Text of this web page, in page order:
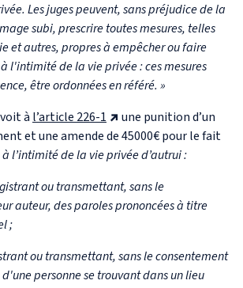
Les juges peuvent, sans préjudice de la
subi, prescrire toutes mesures, telles
et autres, propres à empêcher ou faire
l'intimité de la vie privée : ces mesures
être ordonnées en référé. »
à l’article 226-1
une punition d’un
et une amende de 45000€ pour le fait
l’intimité de la vie privée d’autrui :
ou transmettant, sans le
auteur, des paroles prononcées à titre
;
ou transmettant, sans le consentement
personne se trouvant dans un lieu